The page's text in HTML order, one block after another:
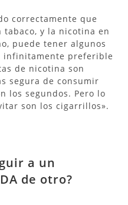
correctamente que
tabaco, y la nicotina en
puede tener algunos
infinitamente preferible
de nicotina son
segura de consumir
los segundos. Pero lo
son los cigarrillos».
a un
de otro?